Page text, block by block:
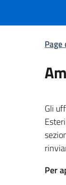
Page
Gli
Per